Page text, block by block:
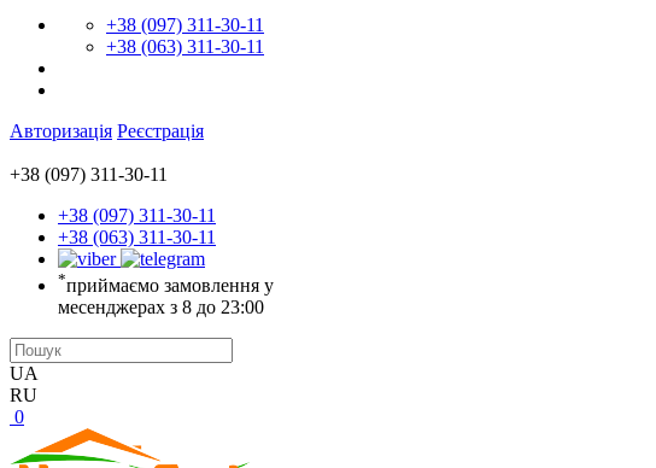
+38 (097) 311-30-11
+38 (063) 311-30-11
Авторизація Реєстрація
+38 (097) 311-30-11
+38 (097) 311-30-11
+38 (063) 311-30-11
*приймаємо замовлення у
месенджерах з 8 до 23:00
UA
RU
0